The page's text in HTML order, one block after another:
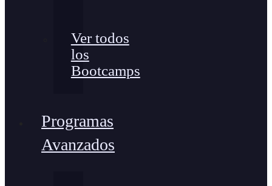
Ver todos
los
Bootcamps
Programas
Avanzados